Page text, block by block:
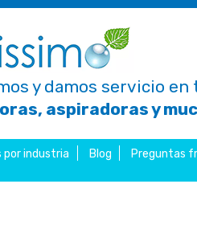
y damos servicio en
aspiradoras y
por industria Blog Preguntas